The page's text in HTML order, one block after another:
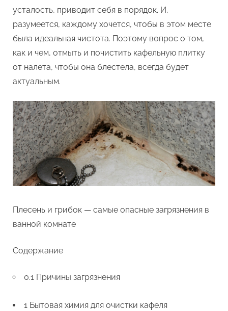
усталость, приводит себя в порядок. И,
разумеется, каждому хочется, чтобы в этом месте
была идеальная чистота. Поэтому вопрос о том,
как и чем, отмыть и почистить кафельную плитку
от налета, чтобы она блестела, всегда будет
актуальным.
Плесень и грибок — самые опасные загрязнения в
ванной комнате
Содержание
0.1 Причины загрязнения
1 Бытовая химия для очистки кафеля